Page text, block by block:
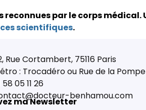
par le corps médical.
scientifiques.
Rue Cortambert, 75116 Paris
: Trocadéro ou Rue de la Pompe
58 05 11 26
benhamou.com
ma Newsletter